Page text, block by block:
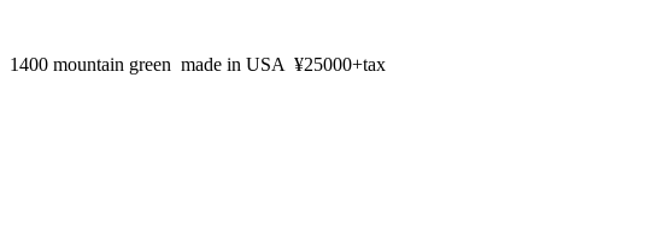
1400 mountain green made in USA ¥25000+tax